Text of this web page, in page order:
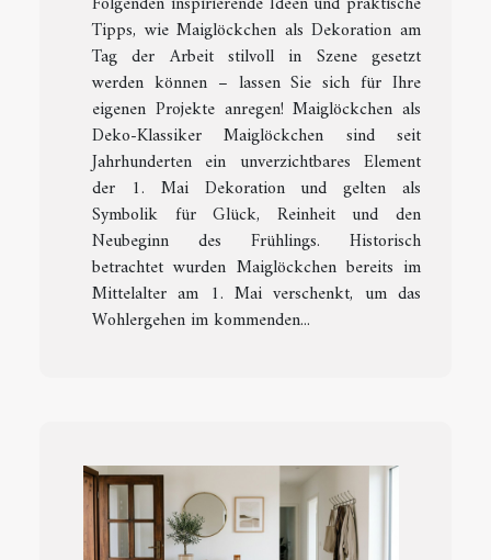
Tipps, wie Maiglöckchen als Dekoration am
Tag der Arbeit stilvoll in Szene gesetzt
werden können – lassen Sie sich für Ihre
eigenen Projekte anregen! Maiglöckchen als
Deko-Klassiker Maiglöckchen sind seit
Jahrhunderten ein unverzichtbares Element
der 1. Mai Dekoration und gelten als
Symbolik für Glück, Reinheit und den
Neubeginn des Frühlings. Historisch
betrachtet wurden Maiglöckchen bereits im
Mittelalter am 1. Mai verschenkt, um das
Wohlergehen im kommenden...